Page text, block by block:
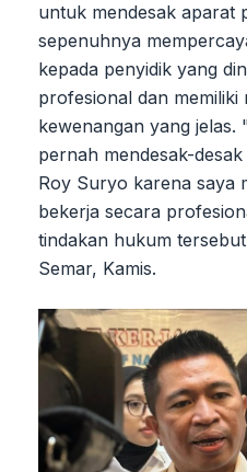
untuk mendesak aparat
sepenuhnya
kepada penyidik yang
profesional dan memiliki
kewenangan yang jelas.
pernah mendesak-
Roy Suryo karena saya
bekerja secara
tindakan hukum
Semar, Kamis.